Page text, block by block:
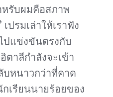
รับผมคือสภาพ
ปรมเล่าให้เราฟัง
ปแข่งขันตรงกับ
าลีกำลังจะเข้า
หนาวกว่าที่คาด
เรียนนายร้อยของ